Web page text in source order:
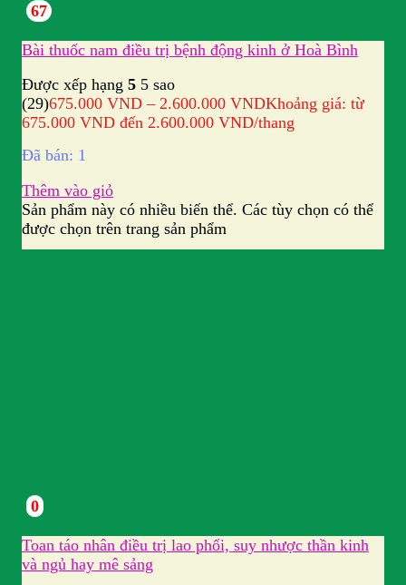
67
Bài thuốc nam điều trị bệnh động kinh ở Hoà Bình
Được xếp hạng 55 sao
(29)675.000 VND – 2.600.000 VNDKhoảng giá: từ
675.000 VND đến 2.600.000 VND/thang
Đã bán: 1
Thêm vào giỏ
Sản phẩm này có nhiều biến thể. Các tùy chọn có thể
được chọn trên trang sản phẩm
0
Toan táo nhân điều trị lao phổi, suy nhược thần kinh
và ngủ hay mê sảng